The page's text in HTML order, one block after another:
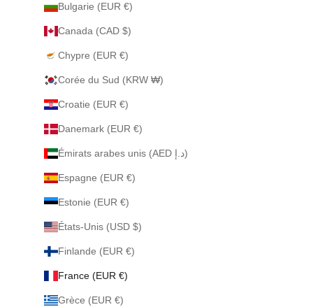
Bulgarie (EUR €)
Canada (CAD $)
Chypre (EUR €)
Corée du Sud (KRW ₩)
Croatie (EUR €)
Danemark (EUR €)
Émirats arabes unis (AED د.إ)
Espagne (EUR €)
Estonie (EUR €)
États-Unis (USD $)
Finlande (EUR €)
France (EUR €)
Grèce (EUR €)